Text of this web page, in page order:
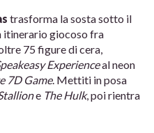
trasforma la sosta sotto il
itinerario giocoso fra
75 figure di cera,
Experienceal neon
7D Game. Mettiti in posa
e The Hulk, poi rientra